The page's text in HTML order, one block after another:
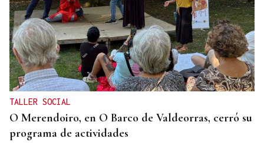
TALLER SOCIAL
O Merendoiro, en O Barco de Valdeorras, cerró su
programa de actividades